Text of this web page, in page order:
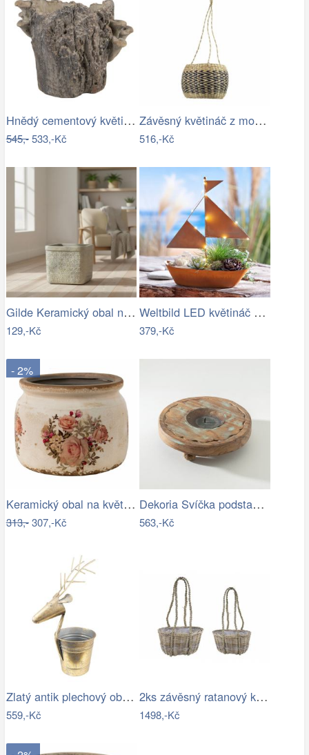
Hnědý cementový květináč kmen stromu s…
545,-533,-Kč
Závěsný květináč z mořské trávy Zigzag …
516,-Kč
Gilde Keramický obal na květináč Košík
129,-Kč
Weltbild LED květináč Plachetnice
379,-Kč
- 2%
Keramický obal na květináč s růžemi…
313,-307,-Kč
Dekoria Svíčka podstavec Rustic Flame…
563,-Kč
Zlatý antik plechový obal na květináč…
559,-Kč
2ks závěsný ratanový květináč / taška…
1498,-Kč